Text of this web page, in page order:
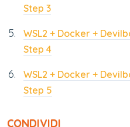
Step 3
WSL2 + Docker +
Step 4
WSL2 + Docker +
Step 5
CONDIVIDI